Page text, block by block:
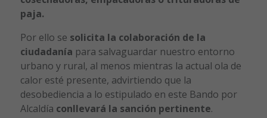
paja.
Por ello se solicita la colaboración de la
ciudadanía para salvaguardar nuestro entorno
urbano y rural, al menos mientras la actual ola de
calor esté presente, advirtiendo que la
desobediencia a lo estipulado en este Bando por
Alcaldía conllevará la sanción pertinente.